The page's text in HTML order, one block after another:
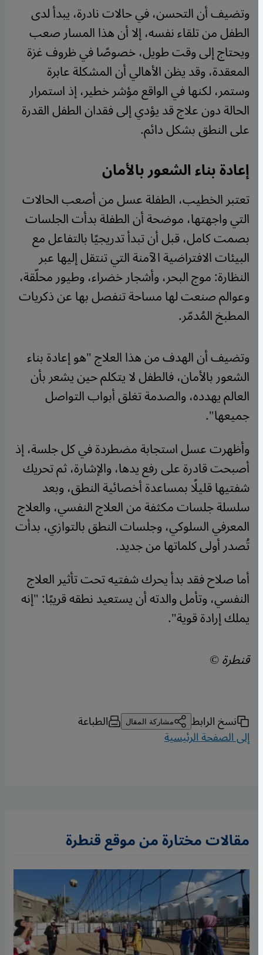
وتضيف أن التحسن، في حالات نادرة، يبدأ لدى
الطفل من تلقاء نفسه، إلا أن هذا المسار صعب
ويحتاج إلى وقت طويل، خصوصًا في ظروف غزة
المعقدة، وقد يظن الأهالي أن المشكلة عابرة
وستمر، لكنها في الواقع مؤشر خطير، إذ استمرار
الحالة دون علاج قد يؤدي إلى فقدان الطفل القدرة
على النطق بشكل دائم.
إعادة بناء الشعور بالأمان
تعتبر الخطيب، الطفلة عسل من أصعب الحالات
التي واجهتها، موضحة أن الطفلة بدأت الجلسات
بصمت كامل، قبل أن تبدأ تدريجيًا بالتفاعل مع
البيئات الافتراضية الآمنة التي تنتقل إليها عبر
النظارة: موج البحر، وأشجار خضراء، وطيور محلّقة،
وعوالم صنعت لها مساحة تنفصل بها عن ذكريات
المطبخ المُدمّر.
وتضيف أن الهدف من هذا العلاج "هو إعادة بناء
الشعور بالأمان، فالطفل لا يتكلم حين يشعر بأن
العالم يهدده، والصدمة تغلق أبواب التواصل
جميعها".
وأظهرت عسل استجابة مضطردة في كل جلسة، إذ
أصبحت قادرة على رفع يدها، والإشارة، ثم تحريك
شفتيها قليلًا بمساعدة أخصائية النطق، وبعد
سلسلة جلسات مكثفة من العلاج النفسي، والعلاج
المعرفي السلوكي، وجلسات النطق بالتوازي، بدأت
تُصدر أولى كلماتها من جديد.
أما صلاح فقد بدأ يحرك شفتيه تحت تأثير العلاج
النفسي، وتأمل والدته أن يستعيد نطقه قريبًا: "إنه
يملك إرادة قوية".
قنطرة ©
نسخ الرابط مشاركة المقال الطباعة
إلى الصفحة الرئيسية
مقالات مختارة من موقع قنطرة